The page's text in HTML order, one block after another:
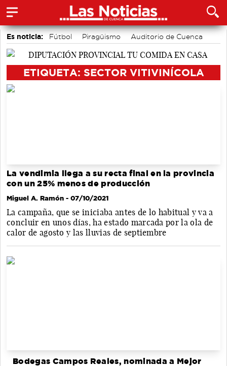
Es noticia: Fútbol Piragüismo
Auditorio de Cuenca
Área de Deportes
ETIQUETA: SECTOR VITIVINÍCOLA
La vendimia llega a su recta final en la provincia
con un 25% menos de producción
Miguel A. Ramón - 07/10/2021
La campaña, que se iniciaba antes de lo habitual y va a
concluir en unos días, ha estado marcada por la ola de
calor de agosto y las lluvias de septiembre
Bodegas Campos Reales, nominada a Mejor